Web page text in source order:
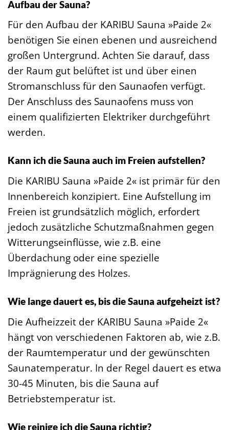
Aufbau der Sauna?
Für den Aufbau der KARIBU Sauna »Paide 2«
benötigen Sie einen ebenen und ausreichend
großen Untergrund. Achten Sie darauf, dass
der Raum gut belüftet ist und über einen
Stromanschluss für den Saunaofen verfügt.
Der Anschluss des Saunaofens muss von
einem qualifizierten Elektriker durchgeführt
werden.
Kann ich die Sauna auch im Freien aufstellen?
Die KARIBU Sauna »Paide 2« ist primär für den
Innenbereich konzipiert. Eine Aufstellung im
Freien ist grundsätzlich möglich, erfordert
jedoch zusätzliche Schutzmaßnahmen gegen
Witterungseinflüsse, wie z.B. eine
Überdachung oder eine spezielle
Imprägnierung des Holzes.
Wie lange dauert es, bis die Sauna aufgeheizt ist?
Die Aufheizzeit der KARIBU Sauna »Paide 2«
hängt von verschiedenen Faktoren ab, wie z.B.
der Raumtemperatur und der gewünschten
Saunatemperatur. In der Regel dauert es etwa
30-45 Minuten, bis die Sauna auf
Betriebstemperatur ist.
Wie reinige ich die Sauna richtig?